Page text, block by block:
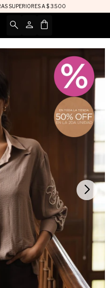
SUPERIORES A $ 3.500